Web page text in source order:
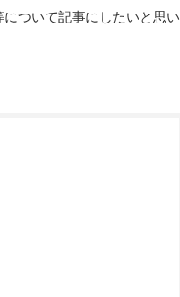
ついて記事にしたいと思い